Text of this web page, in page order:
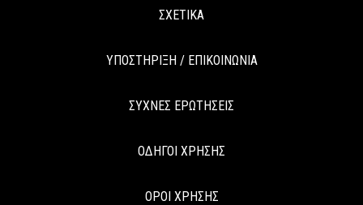
ΣΧΕΤΙΚΑ
ΥΠΟΣΤΗΡΙΞΗ / ΕΠΙΚΟΙΝΩΝΙΑ
ΣΥΧΝΕΣ ΕΡΩΤΗΣΕΙΣ
ΟΔΗΓΟΙ ΧΡΗΣΗΣ
ΟΡΟΙ ΧΡΗΣΗΣ